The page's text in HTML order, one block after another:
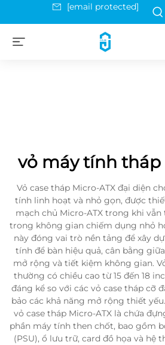
[email protected]
vỏ máy tính tháp
Vỏ case tháp Micro-ATX đại diện
tính linh hoạt và nhỏ gọn, được
mạch chủ Micro-ATX trong khi
trong không gian chiếm dụng nhỏ
này đóng vai trò nền tảng để xây
tính để bàn hiệu quả, cân bằng
mở rộng và tiết kiệm không gian.
thường có chiều cao từ 15 đến 18
đáng kể so với các vỏ case tháp cỡ
bảo các khả năng mở rộng thiết
vỏ case tháp Micro-ATX là chứa
phần máy tính then chốt, bao gồm
(PSU), ổ lưu trữ, card đồ họa và hệ